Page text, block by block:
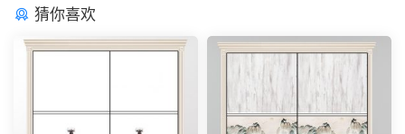
猜你喜欢